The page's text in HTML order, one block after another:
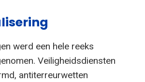
werd een hele reeks
Veiligheidsdiensten
antiterreurwetten